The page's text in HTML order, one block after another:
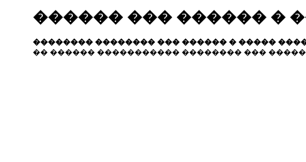
������ ��� ������ �
�������� �������� ��� ������ � �����
�� ������ ����������� �������� ���